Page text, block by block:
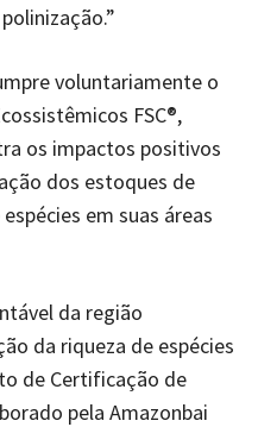
voluntariamente o
FSC®,
os impactos positivos
dos estoques de
em suas áreas
da região
da riqueza de espécies
de Certificação de
pela Amazonbai